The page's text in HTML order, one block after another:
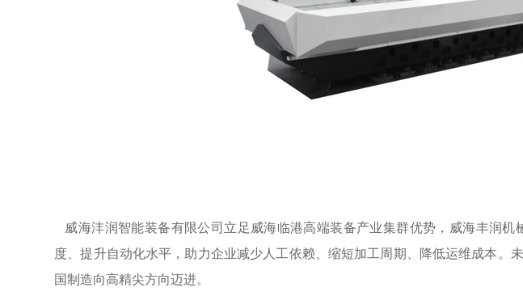
威海沣润智能装备有限公司立足威海临港高端装备产业集群优势，威海丰润
度、提升自动化水平，助力企业减少人工依赖、缩短加工周期、降低运维成本
国制造向高精尖方向迈进。